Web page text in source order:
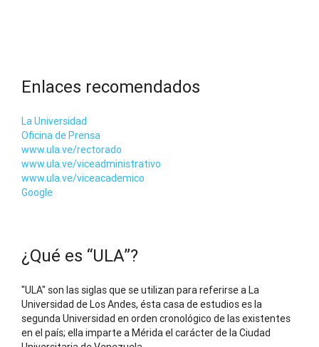
Enlaces recomendados
La Universidad
Oficina de Prensa
www.ula.ve/rectorado
www.ula.ve/viceadministrativo
www.ula.ve/viceacademico
Google
¿Qué es “ULA”?
"ULA" son las siglas que se utilizan para referirse a La
Universidad de Los Andes, ésta casa de estudios es la
segunda Universidad en orden cronológico de las existentes
en el país; ella imparte a Mérida el carácter de la Ciudad